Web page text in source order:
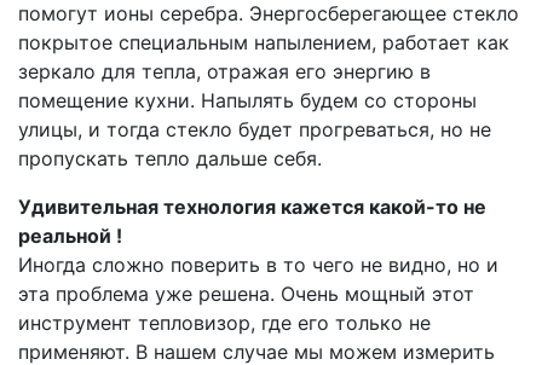
помогут ионы серебра. Энергосберегающее стекло
покрытое специальным напылением, работает как
зеркало для тепла, отражая его энергию в
помещение кухни. Напылять будем со стороны
улицы, и тогда стекло будет прогреваться, но не
пропускать тепло дальше себя.
Удивительная технология кажется какой-то не
реальной !
Иногда сложно поверить в то чего не видно, но и
эта проблема уже решена. Очень мощный этот
инструмент тепловизор, где его только не
применяют. В нашем случае мы можем измерить